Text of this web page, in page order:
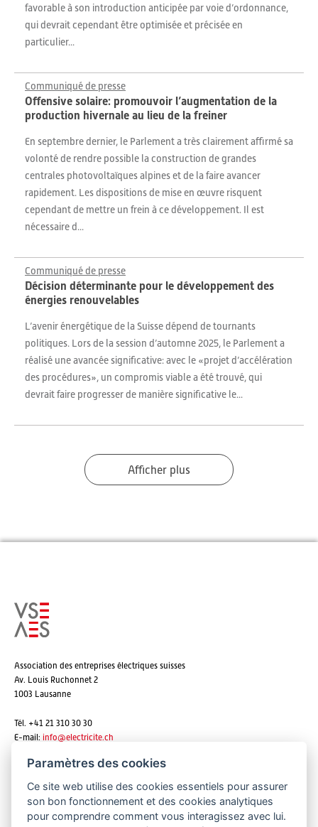
favorable à son introduction anticipée par voie d’ordonnance,
qui devrait cependant être optimisée et précisée en
particulier...
Communiqué de presse
Offensive solaire: promouvoir l’augmentation de la
production hivernale au lieu de la freiner
En septembre dernier, le Parlement a très clairement affirmé sa
volonté de rendre possible la construction de grandes
centrales photovoltaïques alpines et de la faire avancer
rapidement. Les dispositions de mise en œuvre risquent
cependant de mettre un frein à ce développement. Il est
nécessaire d...
Communiqué de presse
Décision déterminante pour le développement des
énergies renouvelables
L’avenir énergétique de la Suisse dépend de tournants
politiques. Lors de la session d’automne 2025, le Parlement a
réalisé une avancée significative: avec le «projet d’accélération
des procédures», un compromis viable a été trouvé, qui
devrait faire progresser de manière significative le...
Afficher plus
Association des entreprises électriques suisses
Av. Louis Ruchonnet 2
1003 Lausanne
Tél. +41 21 310 30 30
E-mail: info@electricite.ch
S'abonner aux newsletters
Paramètres des cookies
Ce site web utilise des cookies essentiels pour assurer
son bon fonctionnement et des cookies analytiques
pour comprendre comment vous interagissez avec lui.